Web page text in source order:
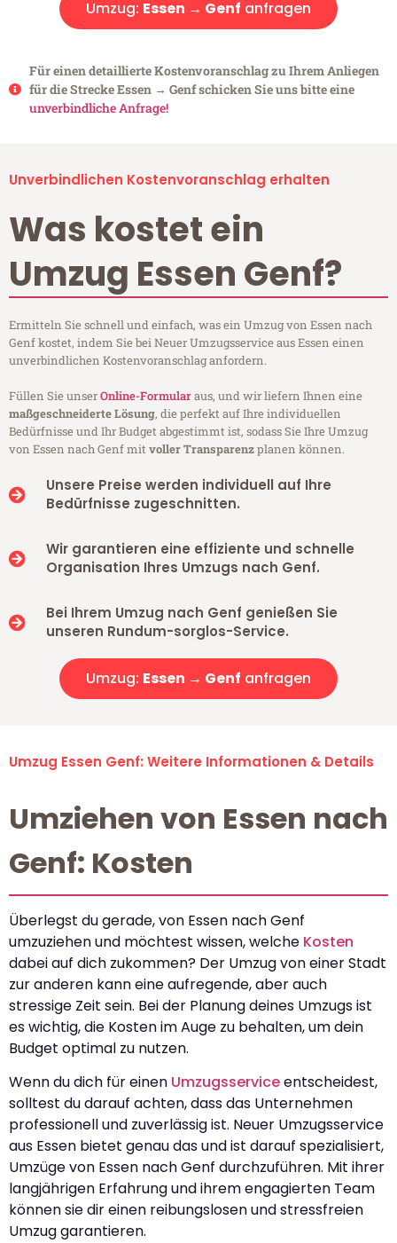
Umzug: Essen → Genf anfragen
Für einen detaillierte Kostenvoranschlag zu Ihrem Anliegen
für die Strecke Essen → Genf schicken Sie uns bitte eine
unverbindliche Anfrage!
Unverbindlichen Kostenvoranschlag erhalten
Was kostet ein
Umzug Essen Genf?
Ermitteln Sie schnell und einfach, was ein Umzug von Essen nach
Genf kostet, indem Sie bei Neuer Umzugsservice aus Essen einen
unverbindlichen Kostenvoranschlag anfordern.
Füllen Sie unserOnline-Formularaus, und wir liefern Ihnen eine
maßgeschneiderte Lösung, die perfekt auf Ihre individuellen
Bedürfnisse und Ihr Budget abgestimmt ist, sodass Sie Ihre Umzug
von Essen nach Genf mitvoller Transparenzplanen können.
Unsere Preise werden individuell auf Ihre
Bedürfnisse zugeschnitten.
Wir garantieren eine effiziente und schnelle
Organisation Ihres Umzugs nach Genf.
Bei Ihrem Umzug nach Genf genießen Sie
unseren Rundum-sorglos-Service.
Umzug: Essen → Genf anfragen
Umzug Essen Genf: Weitere Informationen & Details
Umziehen von Essen nach
Genf: Kosten
Überlegst du gerade, von Essen nach Genf
umzuziehen und möchtest wissen, welche Kosten
dabei auf dich zukommen? Der Umzug von einer Stadt
zur anderen kann eine aufregende, aber auch
stressige Zeit sein. Bei der Planung deines Umzugs ist
es wichtig, die Kosten im Auge zu behalten, um dein
Budget optimal zu nutzen.
Wenn du dich für einen Umzugsserviceentscheidest,
solltest du darauf achten, dass das Unternehmen
professionell und zuverlässig ist. Neuer Umzugsservice
aus Essen bietet genau das und ist darauf spezialisiert,
Umzüge von Essen nach Genf durchzuführen. Mit ihrer
langjährigen Erfahrung und ihrem engagierten Team
können sie dir einen reibungslosen und stressfreien
Umzug garantieren.